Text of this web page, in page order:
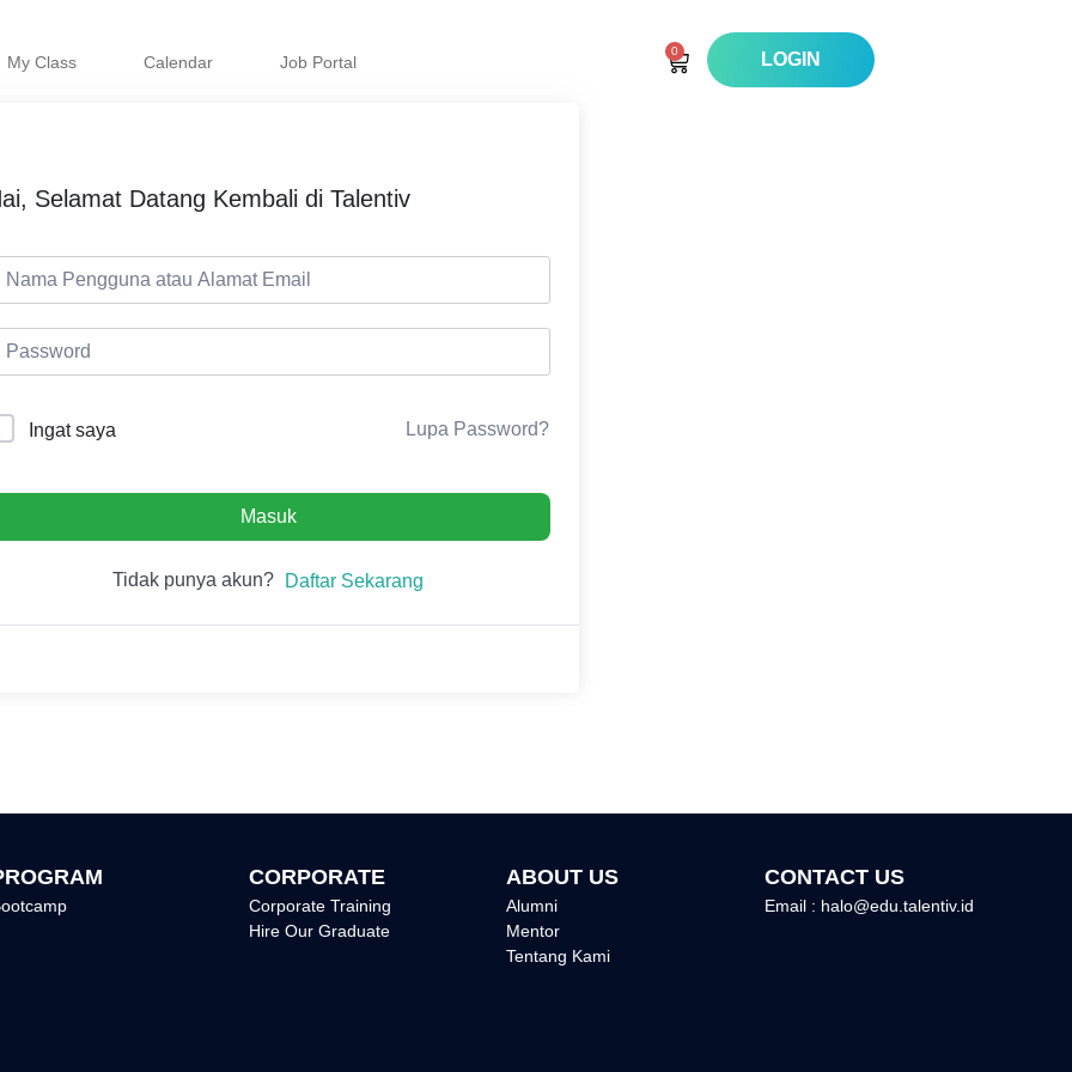
My Class Calendar Job Portal
0 LOGIN
Selamat Datang Kembali di Talentiv
Ingat saya Lupa Password?
Masuk
Tidak punya akun? Daftar Sekarang
CORPORATE
Corporate Training
Hire Our Graduate
ABOUT US
Alumni
Mentor
Tentang Kami
CONTACT US
Email : halo@edu.talentiv.id